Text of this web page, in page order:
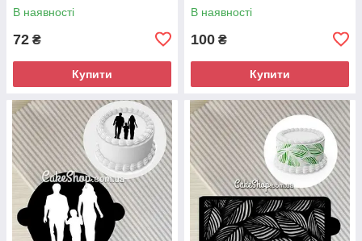
В наявності
72 ₴
Купити
В наявності
100 ₴
Купити